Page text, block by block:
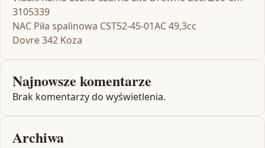
3105339
NAC Piła spalinowa CST52-45-01AC 49,3cc
Dovre 342 Koza
Najnowsze komentarze
Brak komentarzy do wyświetlenia.
Archiwa